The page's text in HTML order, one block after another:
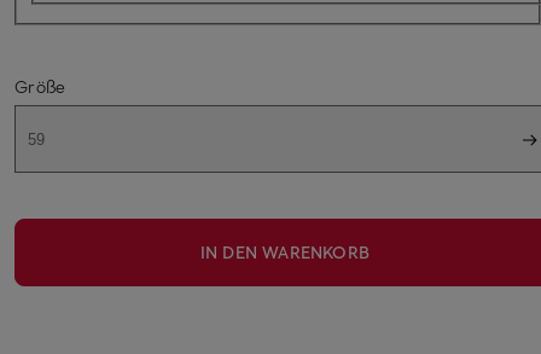
Größe
59
IN DEN WARENKORB